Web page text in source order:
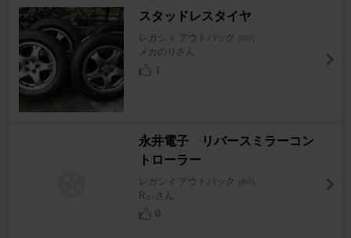
スタッドレスタイヤ
レガシィ アウトバック [BP]
メカのりさん
1
永井電子 リバースミラーコン
トローラー
レガシィ アウトバック [BP]
Rぃさん
0